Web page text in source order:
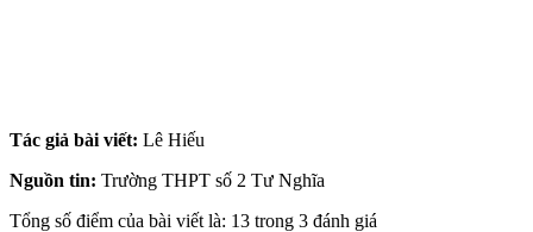
Tác giả bài viết: Lê Hiếu
Nguồn tin: Trường THPT số 2 Tư Nghĩa
Tổng số điểm của bài viết là: 13 trong 3 đánh giá